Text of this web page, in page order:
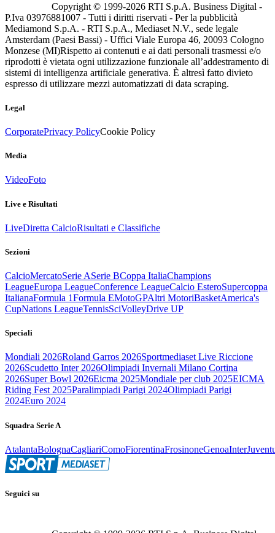
Copyright © 1999-2026 RTI S.p.A. Business Digital -
P.Iva 03976881007 - Tutti i diritti riservati - Per la pubblicità
Mediamond S.p.A. - RTI S.p.A., Mediaset N.V., sede legale
Amsterdam (Paesi Bassi) - Uffici Viale Europa 46, 20093 Cologno
Monzese (MI)Rispetto ai contenuti e ai dati personali trasmessi e/o
riprodotti è vietata ogni utilizzazione funzionale all’addestramento di
sistemi di intelligenza artificiale generativa. È altresì fatto divieto
espresso di utilizzare mezzi automatizzati di data scraping.
Legal
CorporatePrivacy PolicyCookie Policy
Media
VideoFoto
Live e Risultati
LiveDiretta CalcioRisultati e Classifiche
Sezioni
CalcioMercatoSerie ASerie BCoppa ItaliaChampions
LeagueEuropa LeagueConference LeagueCalcio EsteroSupercoppa
ItalianaFormula 1Formula EMotoGPAltri MotoriBasketAmerica's
CupNations LeagueTennisSciVolleyDrive UP
Speciali
Mondiali 2026Roland Garros 2026Sportmediaset Live Riccione
2026Scudetto Inter 2026Olimpiadi Invernali Milano Cortina
2026Super Bowl 2026Eicma 2025Mondiale per club 2025EICMA
Riding Fest 2025Paralimpiadi Parigi 2024Olimpiadi Parigi
2024Euro 2024
Squadra Serie A
AtalantaBolognaCagliariComoFiorentinaFrosinoneGenoaInter
Seguici su